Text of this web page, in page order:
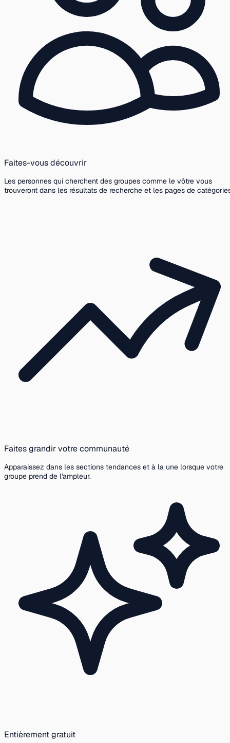
Faites-vous découvrir
Les personnes qui cherchent des groupes comme le vôtre vous
trouveront dans les résultats de recherche et les pages de
Faites grandir votre communauté
Apparaissez dans les sections tendances et à la une lorsque votre
groupe prend de l'ampleur.
Entièrement gratuit